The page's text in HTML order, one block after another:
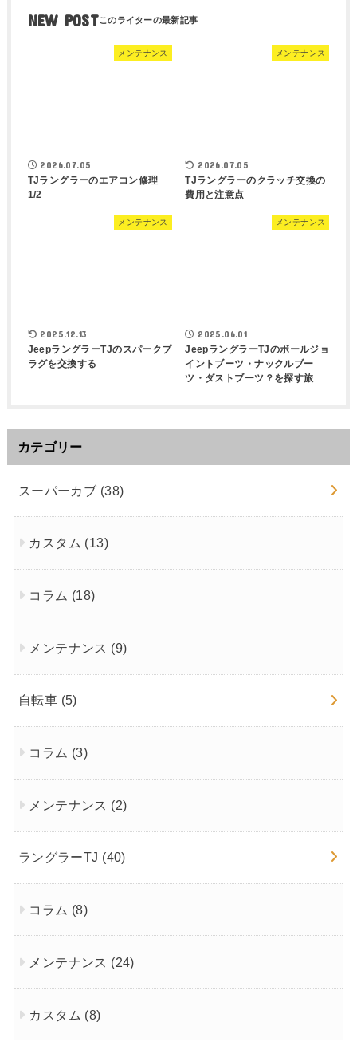
NEW POST
メンテナンス
2026.07.05
TJラングラーのエアコン修理
1/2
メンテナンス
2026.07.05
TJラングラーのクラッチ交換の
費用と注意点
メンテナンス
2025.12.13
JeepラングラーTJのスパークプ
ラグを交換する
メンテナンス
2025.06.01
JeepラングラーTJのボールジョ
イントブーツ・ナックルブー
ツ・ダストブーツ？を探す旅
カテゴリー
スーパーカブ (38)
カスタム (13)
コラム (18)
メンテナンス (9)
自転車 (5)
コラム (3)
メンテナンス (2)
ラングラーTJ (40)
コラム (8)
メンテナンス (24)
カスタム (8)